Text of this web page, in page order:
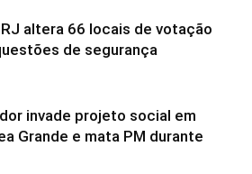
altera 66 locais de votação
de segurança
invade projeto social em
Grande e mata PM durante